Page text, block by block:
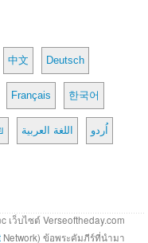
中文 Deutsch
Français 한국어
اللغة العربية اُردو
เว็บไซต์ Verseoftheday.com
Network) ข้อพระคัมภีร์ที่นำมา